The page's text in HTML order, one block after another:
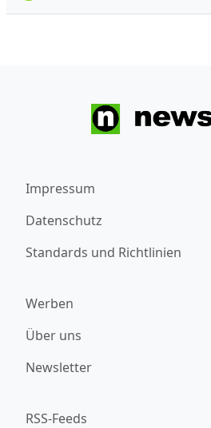
Impressum
Datenschutz
Standards und Richtlinien
Werben
Über uns
Newsletter
RSS-Feeds